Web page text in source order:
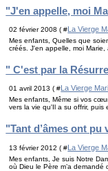
"J'en appelle, moi
02 février 2008 ( # La Vierge
Mes enfants, Quelles que
créés. J'en appelle, moi
" C'est par la
01 avril 2013 ( #La Vierge
Mes enfants, Même si vos
vers la vie qu'Il a su offrir,
"Tant d’âmes ont pu
13 février 2012 ( #La Vierge
Mes enfants, Je suis Notre
où Dieu le Père m’a